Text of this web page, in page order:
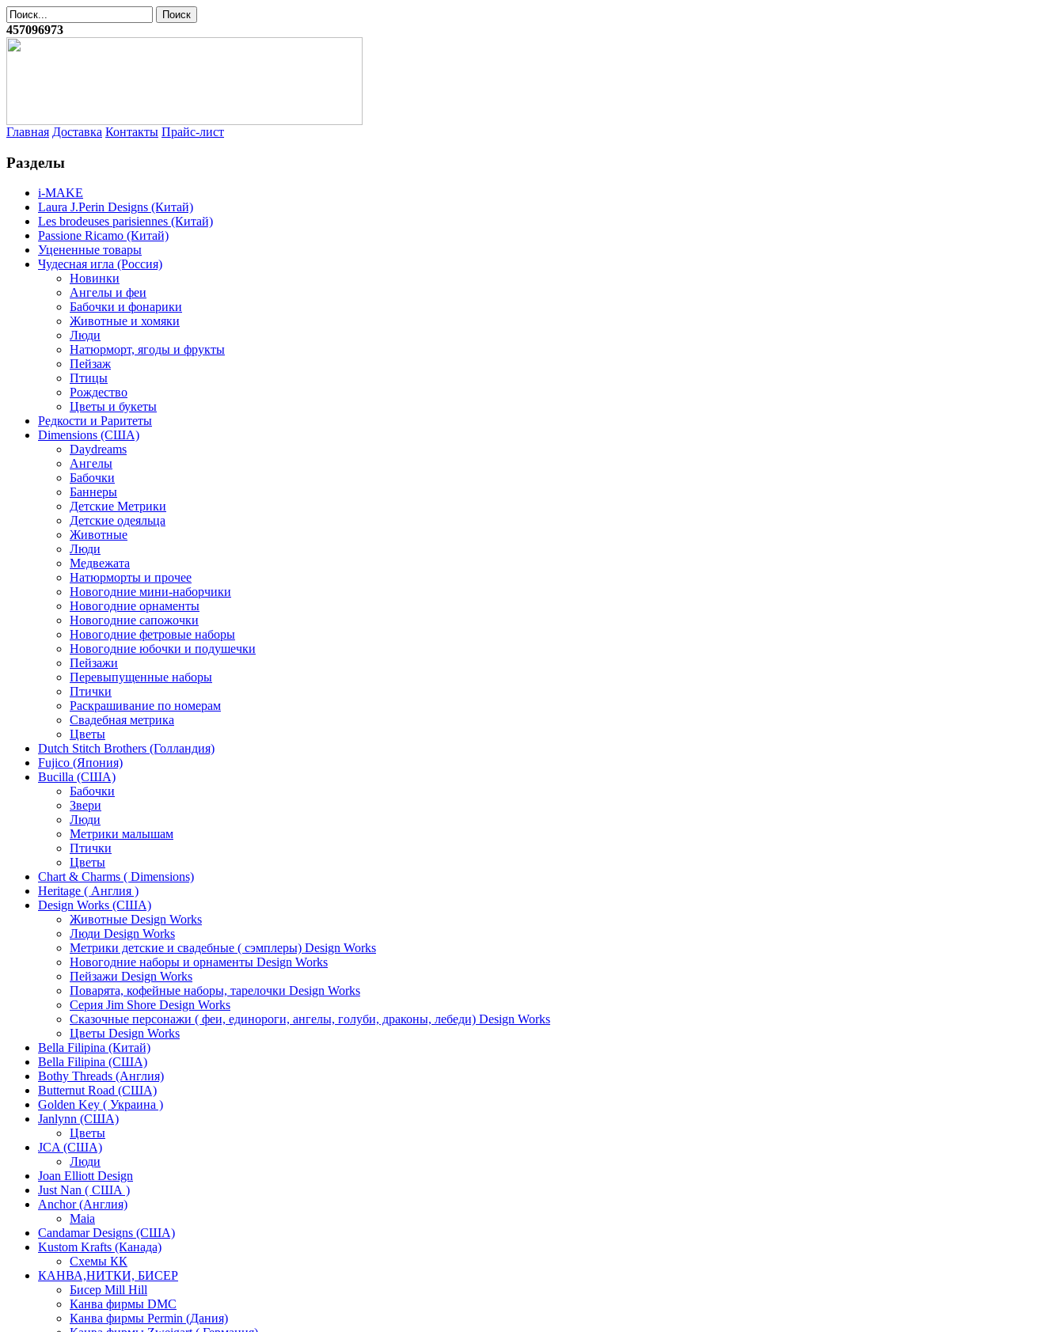
457096973
Главная Доставка Контакты Прайс-лист
Разделы
i-MAKE
Laura J.Perin Designs (Китай)
Les brodeuses parisiennes (Китай)
Passione Ricamo (Китай)
Уцененные товары
Чудесная игла (Россия)
Новинки
Ангелы и феи
Бабочки и фонарики
Животные и хомяки
Люди
Натюрморт, ягоды и фрукты
Пейзаж
Птицы
Рождество
Цветы и букеты
Редкости и Раритеты
Dimensions (США)
Daydreams
Ангелы
Бабочки
Баннеры
Детские Метрики
Детские одеяльца
Животные
Люди
Медвежата
Натюрморты и прочее
Новогодние мини-наборчики
Новогодние орнаменты
Новогодние сапожочки
Новогодние фетровые наборы
Новогодние юбочки и подушечки
Пейзажи
Перевыпущенные наборы
Птички
Раскрашивание по номерам
Свадебная метрика
Цветы
Dutch Stitch Brothers (Голландия)
Fujico (Япония)
Bucilla (США)
Бабочки
Звери
Люди
Метрики малышам
Птички
Цветы
Chart & Charms ( Dimensions)
Heritage ( Англия )
Design Works (США)
Животные Design Works
Люди Design Works
Метрики детские и свадебные ( сэмплеры) Design Works
Новогодние наборы и орнаменты Design Works
Пейзажи Design Works
Поварята, кофейные наборы, тарелочки Design Works
Серия Jim Shore Design Works
Сказочные персонажи ( феи, единороги, ангелы, голуби, драконы, лебеди) Design Works
Цветы Design Works
Bella Filipina (Китай)
Bella Filipina (США)
Bothy Threads (Англия)
Butternut Road (США)
Golden Key ( Украина )
Janlynn (США)
Цветы
JCA (США)
Люди
Joan Elliott Design
Just Nan ( США )
Anchor (Англия)
Maia
Candamar Designs (США)
Kustom Krafts (Канада)
Схемы КК
КАНВА,НИТКИ, БИСЕР
Бисер Mill Hill
Канва фирмы DMC
Канва фирмы Permin (Дания)